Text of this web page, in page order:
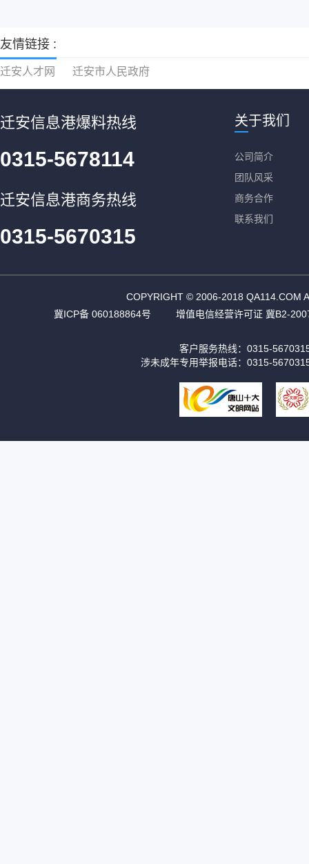
友情链接 :
迁安人才网 迁安市人民政府
迁安信息港爆料热线
0315-5678114
迁安信息港商务热线
0315-5670315
关于我们
公司简介
团队风采
商务合作
联系我们
COPYRIGHT © 2006-2018 QA114.COM
冀ICP备 060188864号
增值电信经营许可证 冀B2-
客户服务热线：0315-
涉未成年专用举报电话：0315-